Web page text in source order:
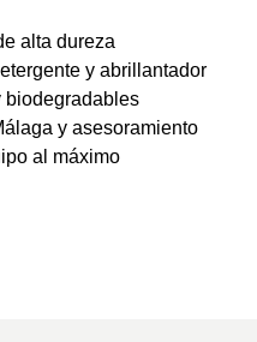
alta dureza
y abrillantador
biodegradables
y asesoramiento
al máximo